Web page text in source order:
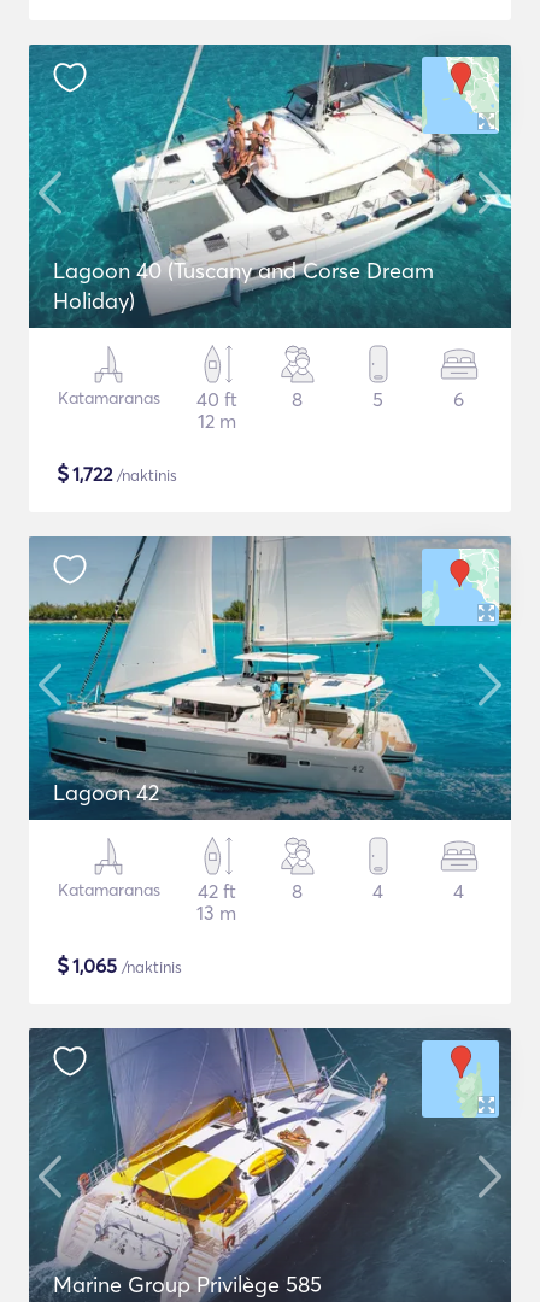
Lagoon 40 (Tuscany and Corse Dream
Holiday)
Katamaranas
40 ft
12 m
8 5 6
$1,722/naktinis
Lagoon 42
Katamaranas
42 ft
13 m
8 4 4
$1,065 /naktinis
Marine Group Privilège 585